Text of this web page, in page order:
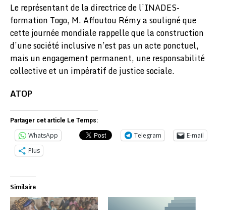
Le représentant de la directrice de l’INADES-
formation Togo, M. Affoutou Rémy a souligné que
cette journée mondiale rappelle que la construction
d’une société inclusive n’est pas un acte ponctuel,
mais un engagement permanent, une responsabilité
collective et un impératif de justice sociale.
ATOP
Partager cet article Le Temps:
WhatsApp Telegram
E-mail
Plus
Similaire